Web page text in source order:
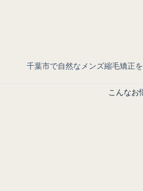
千葉市で自然なメンズ縮毛矯正
こんなお